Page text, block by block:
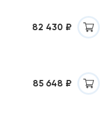
82 430 ₽
85 648 ₽